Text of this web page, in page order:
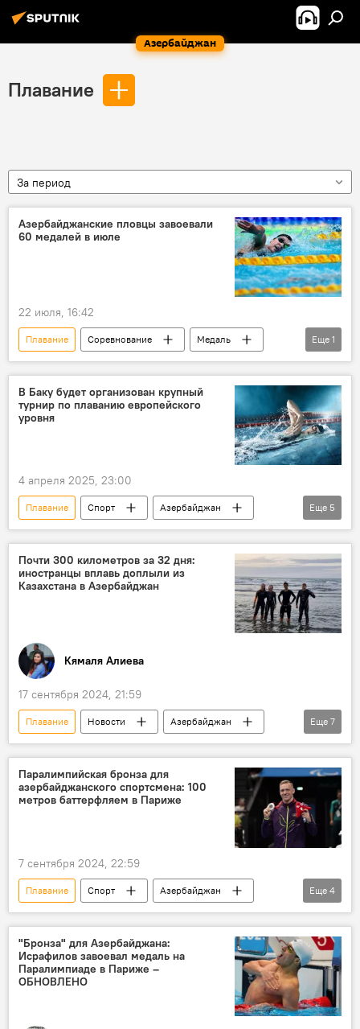
Азербайджан
Плавание
За период
Азербайджанские пловцы завоевали
60 медалей в июле
22 июля, 16:42
Плавание Соревнование
Медаль
Спорт
Еще 1
В Баку будет организован крупный
турнир по плаванию европейского
уровня
4 апреля 2025, 23:00
Плавание Спорт
Азербайджан
Баку
Чемпионат Европы
Заур Алиев
Международная федерация плавания (FINA)
Еще 5
Почти 300 километров за 32 дня:
иностранцы вплавь доплыли из
Казахстана в Азербайджан
Кямаля Алиева
17 сентября 2024, 21:59
Плавание Новости
Азербайджан
Путешествие
Каспийское море
Казахстан
США
Великобритания
Министерство молодежи и спорта АР
Баку
Еще 7
Паралимпийская бронза для
азербайджанского спортсмена: 100
метров баттерфляем в Париже
7 сентября 2024, 22:59
Плавание Спорт
Азербайджан
Франция
Париж
Паралимпийские игры
Еще 4
"Бронза" для Азербайджана:
Исрафилов завоевал медаль на
Паралимпиаде в Париже –
ОБНОВЛЕНО